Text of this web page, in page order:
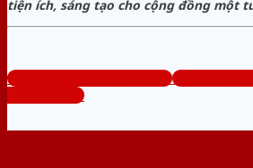
tiện ích, sáng tạo cho cộng đồng một
www.cuanhomcuathep.com
Tổng đài tư
0824.400.400